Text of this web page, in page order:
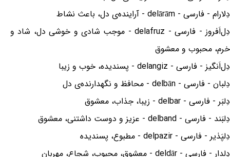
دِلارام - فارسی - delārām - آراینده‌ی دل، باعث نشاط
دِل‌اَفروز - فارسی - delafruz - موجب شادی و خوشی دل، شاد و
خرم، محبوب و معشوق
دِل‌اَنگیز - فارسی - delangiz - پسندیده، خوب و زیبا
دِلبان - فارسی - delbān - محافظ و نگهدارنده‌ی دل
دِلبَر - فارسی - delbar - زیبا، جذاب، معشوق
دِلبَند - فارسی - delband - عزیز و دوست داشتنی، معشوق
دِلپَذیر - فارسی - delpazir - مطبوع، پسندیده
دِلدار - فارسی - deldār - معشوق، محبوب، شجاع، مهربان